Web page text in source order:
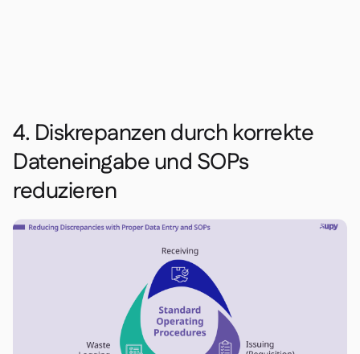
4. Diskrepanzen durch korrekte
Dateneingabe und SOPs
reduzieren